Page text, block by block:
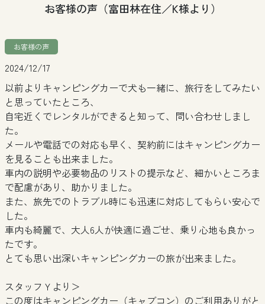
お客様の声（富田林在住／K様より）
お客様の声
2024/12/17
以前よりキャンピングカーで犬も一緒に、旅行をしてみたい
と思っていたところ、
自宅近くでレンタルができると知って、問い合わせしまし
た。
メールや電話での対応も早く、契約前にはキャンピングカー
を見ることも出来ました。
車内の説明や必要物品のリストの提示など、細かいところま
で配慮があり、助かりました。
また、旅先でのトラブル時にも迅速に対応してもらい安心で
した。
車内も綺麗で、大人6人が快適に過ごせ、乗り心地も良かっ
たです。
とても思い出深いキャンピングカーの旅が出来ました。
スタッフＹより＞
この度はキャンピングカー（キャブコン）のご利用ありがと